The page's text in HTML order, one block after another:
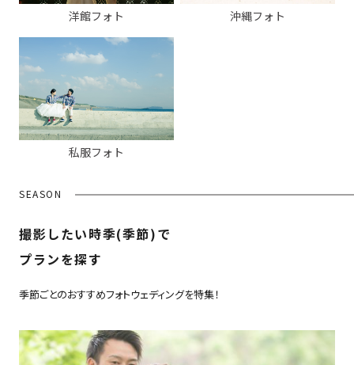
洋館フォト 沖縄フォト
私服フォト
SEASON
撮影したい時季(季節)で
プランを探す
季節ごとのおすすめフォトウェディングを特集！